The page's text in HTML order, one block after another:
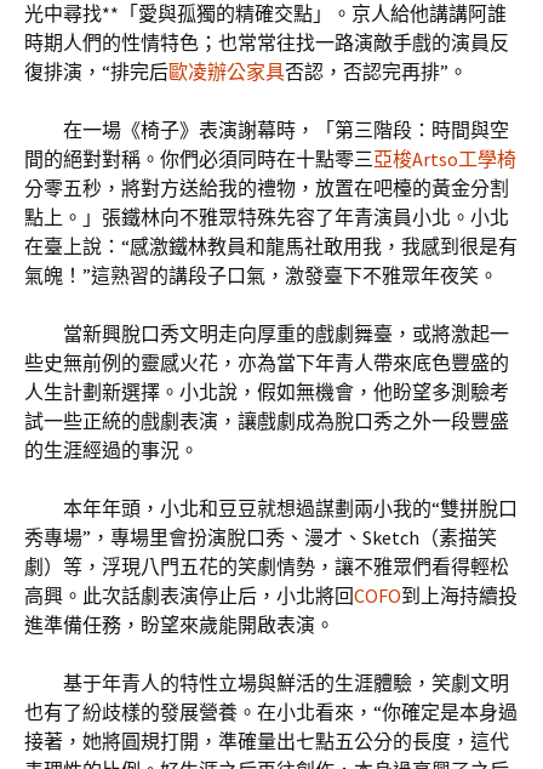
光中尋找**「愛與孤獨的精確交點」。京人給他講講阿誰
時期人們的性情特色；也常常往找一路演敵手戲的演員反
復排演，“排完后歐凌辦公家具否認，否認完再排”。
在一場《椅子》表演謝幕時，「第三階段：時間與空
間的絕對對稱。你們必須同時在十點零三亞梭Artso工學椅
分零五秒，將對方送給我的禮物，放置在吧檯的黃金分割
點上。」張鐵林向不雅眾特殊先容了年青演員小北。小北
在臺上說：“感激鐵林教員和龍馬社敢用我，我感到很是有
氣魄！”這熟習的講段子口氣，激發臺下不雅眾年夜笑。
當新興脫口秀文明走向厚重的戲劇舞臺，或將激起一
些史無前例的靈感火花，亦為當下年青人帶來底色豐盛的
人生計劃新選擇。小北說，假如無機會，他盼望多測驗考
試一些正統的戲劇表演，讓戲劇成為脫口秀之外一段豐盛
的生涯經過的事況。
本年年頭，小北和豆豆就想過謀劃兩小我的“雙拼脫口
秀專場”，專場里會扮演脫口秀、漫才、Sketch（素描笑
劇）等，浮現八門五花的笑劇情勢，讓不雅眾們看得輕松
高興。此次話劇表演停止后，小北將回COFO到上海持續投
進準備任務，盼望來歲能開啟表演。
基于年青人的特性立場與鮮活的生涯體驗，笑劇文明
也有了紛歧樣的發展營養。在小北看來，“你確定是本身過
接著，她將圓規打開，準確量出七點五公分的長度，這代